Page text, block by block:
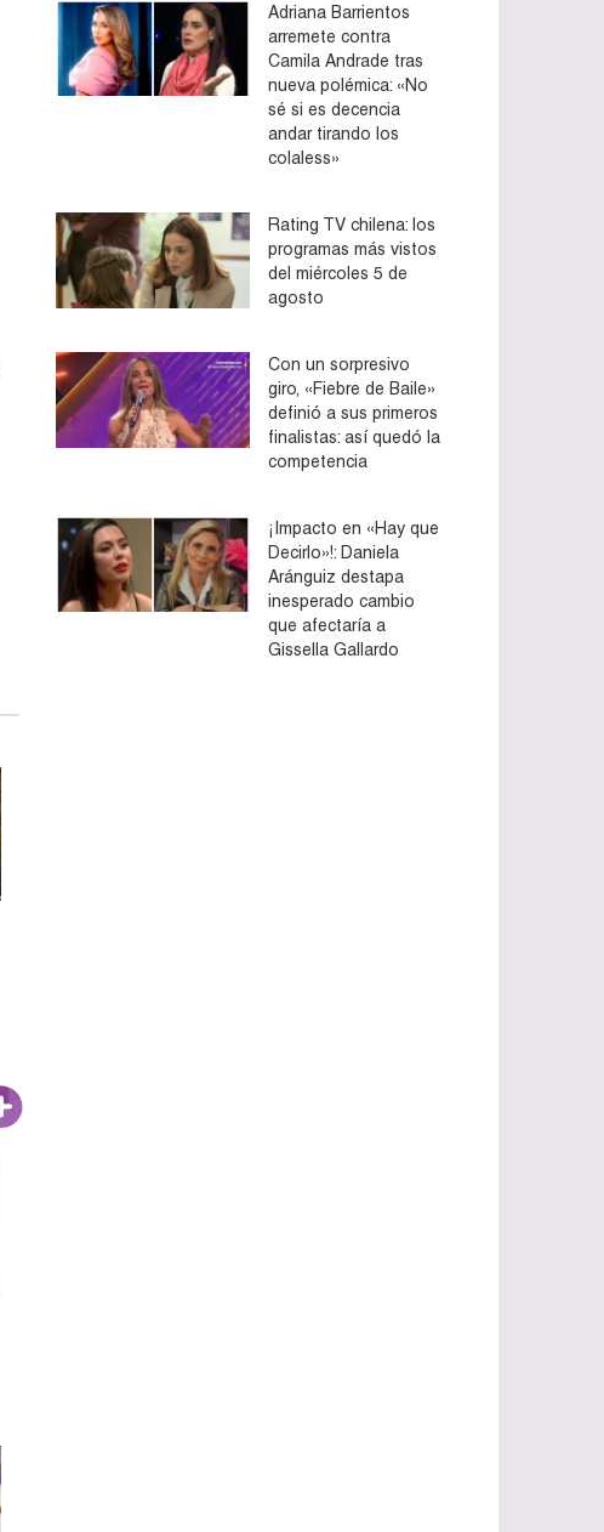
Adriana Barrientos
arremete contra
Camila Andrade tras
nueva polémica: «No
sé si es decencia
andar tirando los
colaless»
Rating TV chilena: los
programas más vistos
del miércoles 5 de
agosto
Con un sorpresivo
giro, «Fiebre de Baile»
definió a sus primeros
finalistas: así quedó la
competencia
¡Impacto en «Hay que
Decirlo»!: Daniela
Aránguiz destapa
inesperado cambio
que afectaría a
Gissella Gallardo